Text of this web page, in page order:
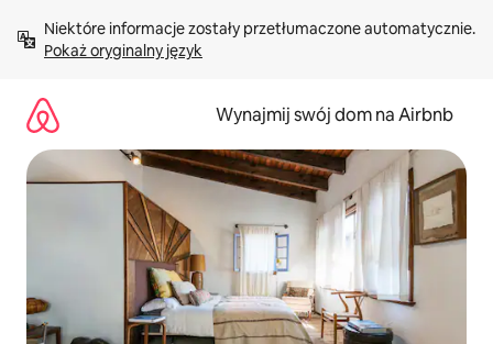
treści Pokaż oryginalny język
Wynajmij swój dom na Airbnb